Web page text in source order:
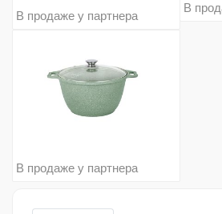
В продаже у партнера
В
В продаже у партнера